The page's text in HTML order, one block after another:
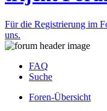
Für die Registrierung im
uns.
FAQ
Suche
Foren-Übersicht